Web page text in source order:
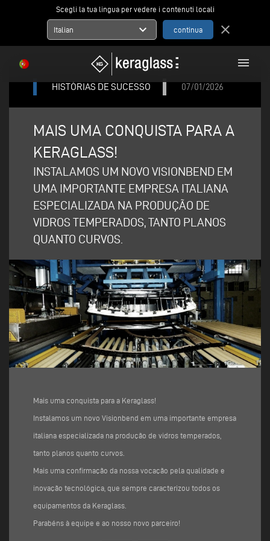
Scegli la tua lingua per vedere i contenuti locali
Italian expand_more close
menu
HISTÓRIAS DE SUCESSO 07/01/2026
MAIS UMA CONQUISTA PARA A
KERAGLASS!
INSTALAMOS UM NOVO VISIONBEND EM
UMA IMPORTANTE EMPRESA ITALIANA
ESPECIALIZADA NA PRODUÇÃO DE
VIDROS TEMPERADOS, TANTO PLANOS
QUANTO CURVOS.
Mais uma conquista para a Keraglass!
Instalamos um novo Visionbend em uma importante empresa
italiana especializada na produção de vidros temperados,
tanto planos quanto curvos.
Mais uma confirmação da nossa vocação pela qualidade e
inovação tecnológica, que sempre caracterizou todos os
equipamentos da Keraglass.
Parabéns à equipe e ao nosso novo parceiro!